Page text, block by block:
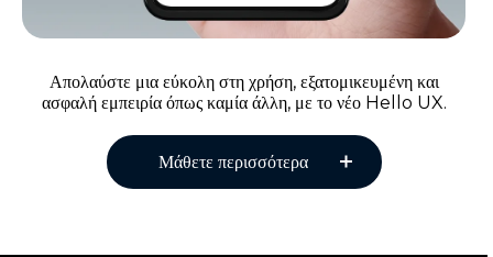
Απολαύστε μια εύκολη στη χρήση, εξατομικευμένη και
ασφαλή εμπειρία όπως καμία άλλη, με το νέο Hello UX.
Μάθετε περισσότερα